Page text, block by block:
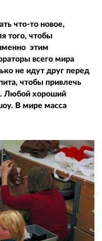
что-то новое,
того, чтобы
этим
всего мира
не идут друг перед
чтобы привлечь
Любой хороший
В мире масса